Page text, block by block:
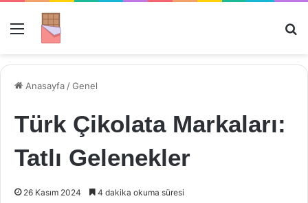
Menü
Anasayfa /Genel
Türk Çikolata Markaları:
Tatlı Gelenekler
26 Kasım 2024 4 dakika okuma süresi